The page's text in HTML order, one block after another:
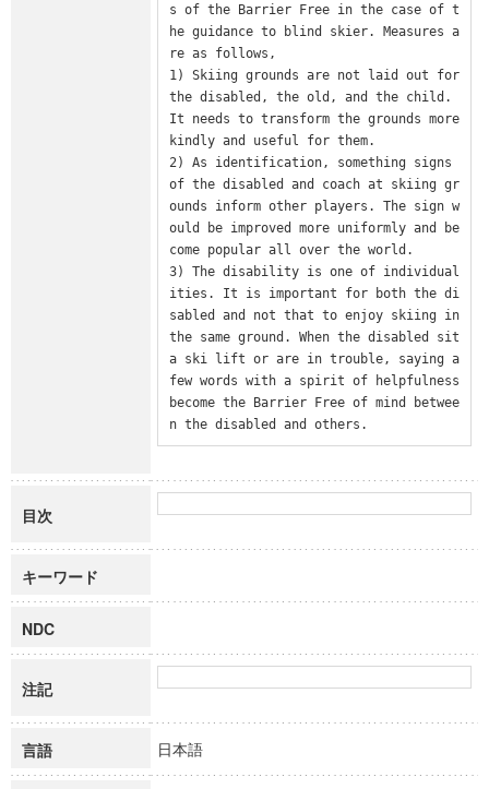
s of the Barrier Free in the case of t
he guidance to blind skier. Measures a
re as follows,
1) Skiing grounds are not laid out for
the disabled, the old, and the child.
It needs to transform the grounds more
kindly and useful for them.
2) As identification, something signs
of the disabled and coach at skiing gr
ounds inform other players. The sign w
ould be improved more uniformly and be
come popular all over the world.
3) The disability is one of individual
ities. It is important for both the di
sabled and not that to enjoy skiing in
the same ground. When the disabled sit
a ski lift or are in trouble, saying a
few words with a spirit of helpfulness
become the Barrier Free of mind betwee
n the disabled and others.
目次
キーワード
NDC
注記
言語 日本語